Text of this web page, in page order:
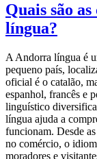
Quais são
língua?
A Andorra língua é
pequeno país,
oficial é o catalão,
espanhol, francês e
linguístico
língua ajuda a
funcionam. Desde
no comércio, o
moradores e